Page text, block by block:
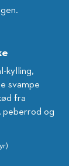
.
kylling,
svampe
fra
peberrod og